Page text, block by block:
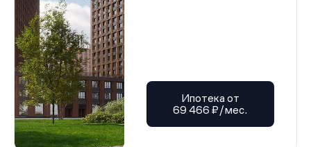
Ипотека от
69 466 ₽/мес.